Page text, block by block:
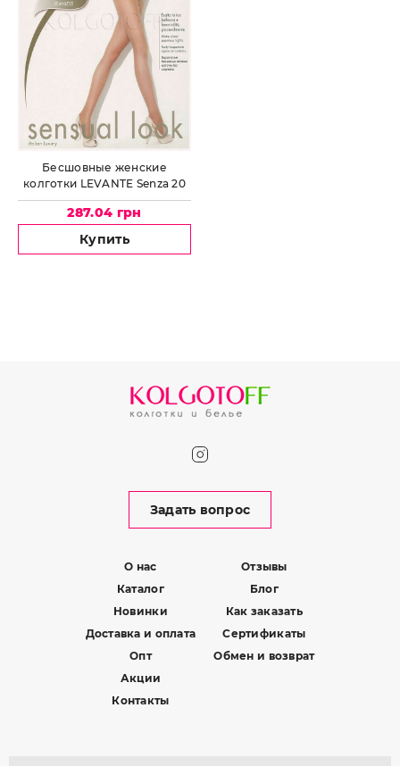
Бесшовные женские
колготки LEVANTE Senza 20
287.04 грн
Купить
Задать вопрос
О нас
Каталог
Новинки
Доставка и оплата
Опт
Акции
Контакты
Отзывы
Блог
Как заказать
Сертификаты
Обмен и возврат